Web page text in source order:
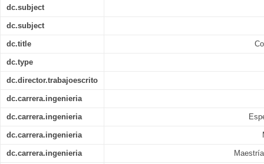
dc.subject
dc.subject
dc.title
dc.type
dc.director.trabajoescrito
dc.carrera.ingenieria
dc.carrera.ingenieria
dc.carrera.ingenieria
dc.carrera.ingenieria